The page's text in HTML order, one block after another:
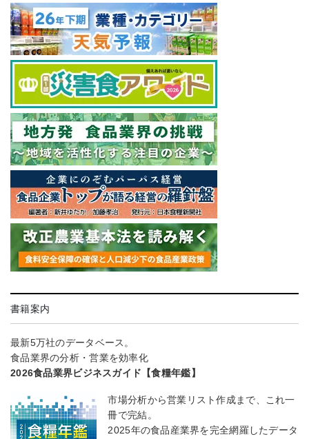
書籍案内
最新5万社のデータベース。
食品業界の分析・営業を効率化
2026食品業界ビジネスガイド【食糧年鑑】
市場分析から営業リスト作成まで、これ一
冊で完結。
2025年の食品産業界を完全網羅したデータ